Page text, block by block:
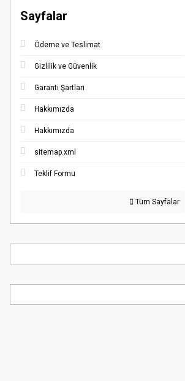
Sayfalar
Ödeme ve Teslimat
Gizlilik ve Güvenlik
Garanti Şartları
Hakkımızda
Hakkımızda
sitemap.xml
Teklif Formu
Tüm Sayfalar